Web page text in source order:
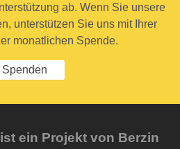
ab. Wenn Sie unsere
unterstützen Sie uns mit Ihrer
monatlichen Spende.
Spenden
ein Projekt von Berzin